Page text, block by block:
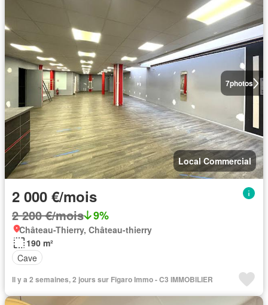
7photos
Local Commercial
2 000 €/mois
2 200 €/mois 9%
Château-Thierry, Château-thierry
190 m²
Cave
Il y a 2 semaines, 2 jours sur Figaro Immo - C3 IMMOBILIER